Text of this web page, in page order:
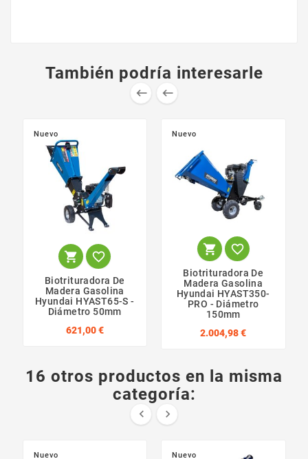
También podría interesarle
 
Nuevo
 
Biotrituradora De
Madera Gasolina
Hyundai HYAST65-S -
Diámetro 50mm
621,00 €
Nuevo
 
Biotrituradora De
Madera Gasolina
Hyundai HYAST350-
PRO - Diámetro
150mm
2.004,98 €
16 otros productos en la misma
categoría:
 
Nuevo Nuevo